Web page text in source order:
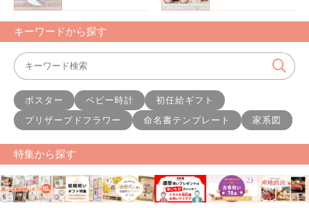
キーワードから探す
ポスター ベビー時計
初任給ギフト
プリザーブドフラワー
命名書テンプレート 家系図
特集から探す